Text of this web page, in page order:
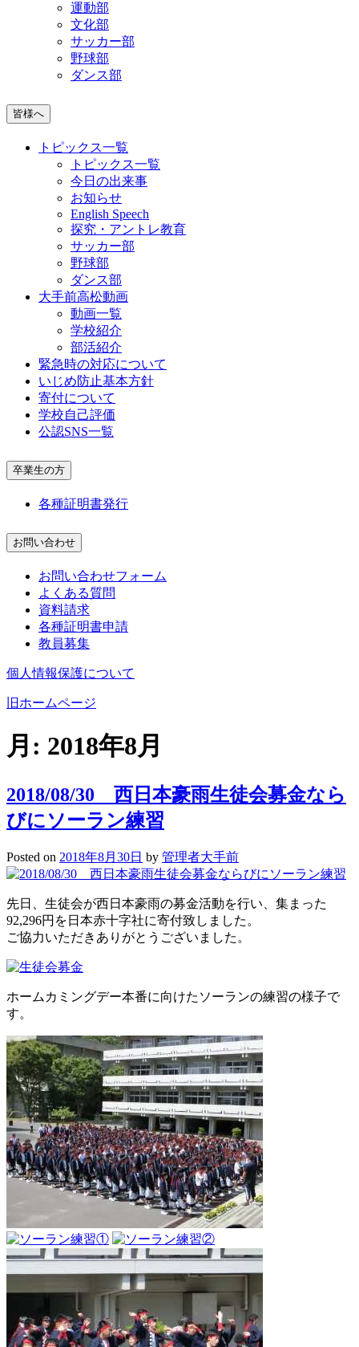
運動部
文化部
サッカー部
野球部
ダンス部
皆様へ
トピックス一覧
トピックス一覧
今日の出来事
お知らせ
English Speech
探究・アントレ教育
サッカー部
野球部
ダンス部
大手前高松動画
動画一覧
学校紹介
部活紹介
緊急時の対応について
いじめ防止基本方針
寄付について
学校自己評価
公認SNS一覧
卒業生の方
各種証明書発行
お問い合わせ
お問い合わせフォーム
よくある質問
資料請求
各種証明書申請
教員募集
個人情報保護について
旧ホームページ
月: 2018年8月
2018/08/30 西日本豪雨生徒会募金なら
びにソーラン練習
Posted on 2018年8月30日 by 管理者大手前
先日、生徒会が西日本豪雨の募金活動を行い、集まった
92,296円を日本赤十字社に寄付致しました。
ご協力いただきありがとうございました。
ホームカミングデー本番に向けたソーランの練習の様子で
す。